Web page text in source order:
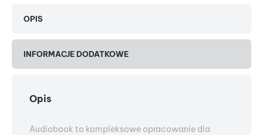
OPIS
INFORMACJE DODATKOWE
Opis
Audiobook to kompleksowe opracowanie dla